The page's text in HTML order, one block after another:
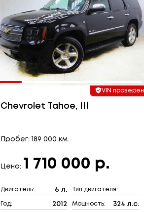
VIN проверен
Chevrolet Tahoe, III
Пробег: 189 000 км.
Цена: 1 710 000 р.
Двигатель: 6 л. Тип двигателя:
Год: 2012 Мощность: 324 л.с.